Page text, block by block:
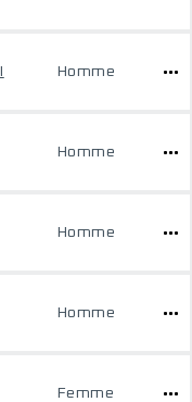
Homme
Homme
Homme
Homme
Femme